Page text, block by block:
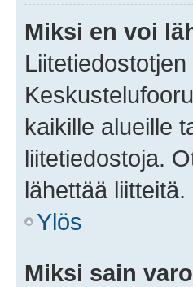
Miksi en voi
kaikille alueille
liitetiedostoja.
lähettää liitteitä.
Ylös
Miksi sain